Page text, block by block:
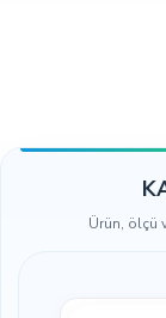
Ürün, ölçü